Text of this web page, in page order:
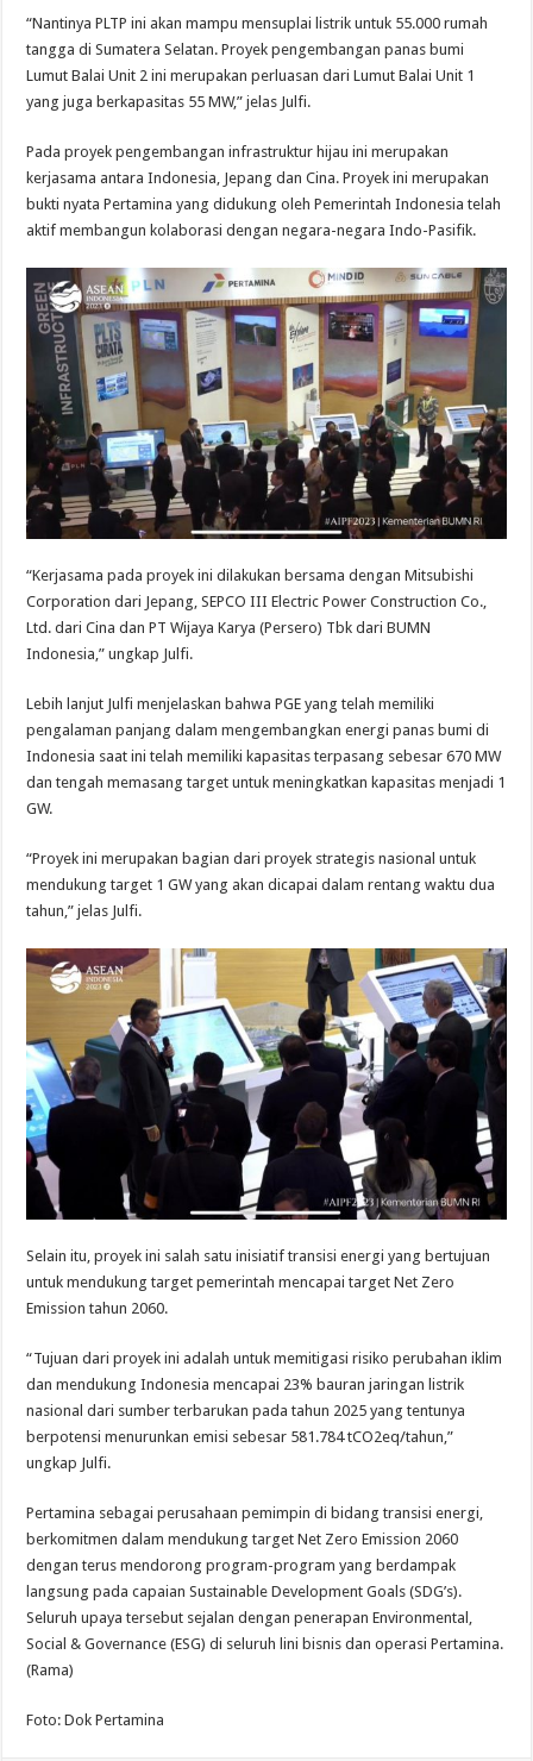
“Nantinya PLTP ini akan mampu mensuplai listrik untuk 55.000 rumah
tangga di Sumatera Selatan. Proyek pengembangan panas bumi
Lumut Balai Unit 2 ini merupakan perluasan dari Lumut Balai Unit 1
yang juga berkapasitas 55 MW,” jelas Julfi.
Pada proyek pengembangan infrastruktur hijau ini merupakan
kerjasama antara Indonesia, Jepang dan Cina. Proyek ini merupakan
bukti nyata Pertamina yang didukung oleh Pemerintah Indonesia telah
aktif membangun kolaborasi dengan negara-negara Indo-Pasifik.
“Kerjasama pada proyek ini dilakukan bersama dengan Mitsubishi
Corporation dari Jepang, SEPCO III Electric Power Construction Co.,
Ltd. dari Cina dan PT Wijaya Karya (Persero) Tbk dari BUMN
Indonesia,” ungkap Julfi.
Lebih lanjut Julfi menjelaskan bahwa PGE yang telah memiliki
pengalaman panjang dalam mengembangkan energi panas bumi di
Indonesia saat ini telah memiliki kapasitas terpasang sebesar 670 MW
dan tengah memasang target untuk meningkatkan kapasitas menjadi 1
GW.
“Proyek ini merupakan bagian dari proyek strategis nasional untuk
mendukung target 1 GW yang akan dicapai dalam rentang waktu dua
tahun,” jelas Julfi.
Selain itu, proyek ini salah satu inisiatif transisi energi yang bertujuan
untuk mendukung target pemerintah mencapai target Net Zero
Emission tahun 2060.
“Tujuan dari proyek ini adalah untuk memitigasi risiko perubahan iklim
dan mendukung Indonesia mencapai 23% bauran jaringan listrik
nasional dari sumber terbarukan pada tahun 2025 yang tentunya
berpotensi menurunkan emisi sebesar 581.784 tCO2eq/tahun,”
ungkap Julfi.
Pertamina sebagai perusahaan pemimpin di bidang transisi energi,
berkomitmen dalam mendukung target Net Zero Emission 2060
dengan terus mendorong program-program yang berdampak
langsung pada capaian Sustainable Development Goals (SDG’s).
Seluruh upaya tersebut sejalan dengan penerapan Environmental,
Social & Governance (ESG) di seluruh lini bisnis dan operasi Pertamina.
(Rama)
Foto: Dok Pertamina